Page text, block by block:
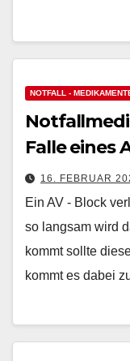
NOTFALL -
Falle eines
16. FEBRUAR
Ein AV - Block
so langsam wird
kommt sollte
kommt es dabei